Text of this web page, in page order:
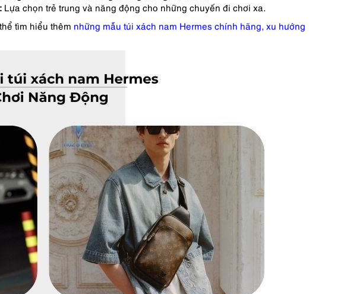
Lựa chọn trẻ trung và năng động cho những chuyến đi chơi xa.
tìm hiểu thêm những mẫu túi xách nam Hermes chính hãng, xu hướng